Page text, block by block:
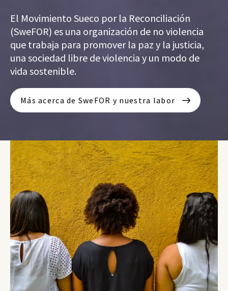
El Movimiento Sueco por la Reconciliación
(SweFOR) es una organización de no violencia
que trabaja para promover la paz y la justicia,
una sociedad libre de violencia y un modo de
vida sostenible.
Más acerca de SweFOR y nuestra labor